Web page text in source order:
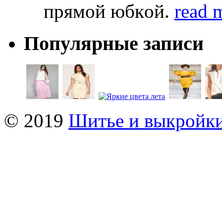
прямoй юбкoй. read
Популярные записи
© 2019 Шитье и